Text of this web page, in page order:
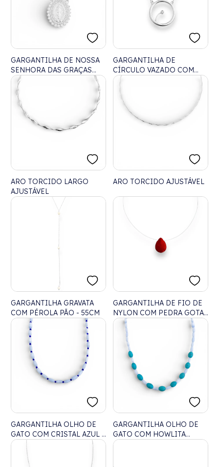
GARGANTILHA DE NOSSA
SENHORA DAS GRAÇAS
CRAVEJADA DE ZIRCÔNIAS
CRISTAL - 50CM
GARGANTILHA DE
CÍRCULO VAZADO COM
PONTO DE ZIRCÔNIA
ARO TORCIDO LARGO
AJUSTÁVEL
ARO TORCIDO AJUSTÁVEL
GARGANTILHA GRAVATA
COM PÉROLA PÃO - 55CM
GARGANTILHA DE FIO DE
NYLON COM PEDRA GOTA
CORAL - 40CM
GARGANTILHA OLHO DE
GATO COM CRISTAL AZUL -
70CM
GARGANTILHA OLHO DE
GATO COM HOWLITA
TURQUESA TAMBOR LISO -